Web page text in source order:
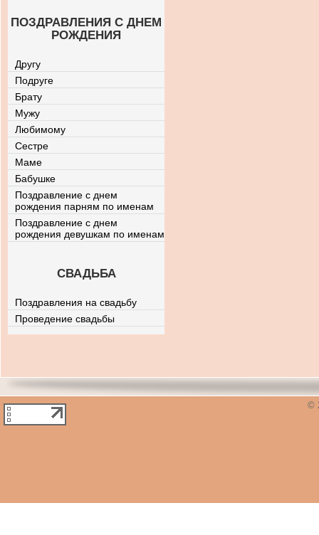
ПОЗДРАВЛЕНИЯ С ДНЕМ
РОЖДЕНИЯ
Другу
Подруге
Брату
Мужу
Любимому
Сестре
Маме
Бабушке
Поздравление с днем
рождения парням по именам
Поздравление с днем
рождения девушкам по именам
СВАДЬБА
Поздравления на свадьбу
Проведение свадьбы
©